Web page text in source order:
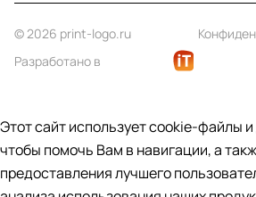
© 2026 print-logo.ru
Разработано в
Этот сайт использует cookie-файлы и
чтобы помочь Вам в навигации, а
предоставления лучшего